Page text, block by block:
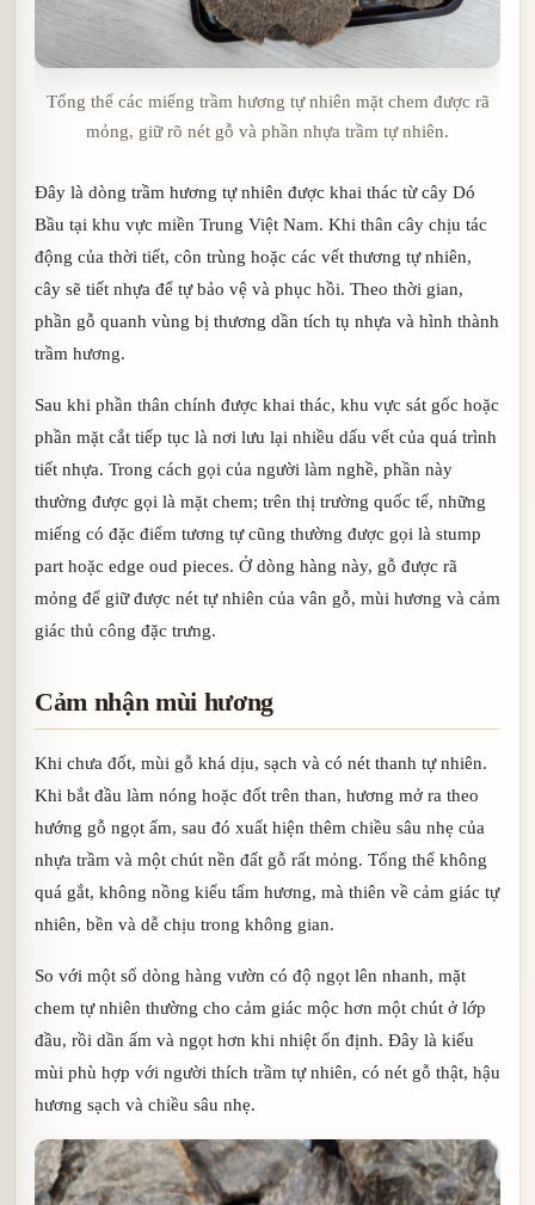
Tổng thể các miếng trầm hương tự nhiên mặt chem được rã
mỏng, giữ rõ nét gỗ và phần nhựa trầm tự nhiên.
Đây là dòng trầm hương tự nhiên được khai thác từ cây Dó
Bầu tại khu vực miền Trung Việt Nam. Khi thân cây chịu tác
động của thời tiết, côn trùng hoặc các vết thương tự nhiên,
cây sẽ tiết nhựa để tự bảo vệ và phục hồi. Theo thời gian,
phần gỗ quanh vùng bị thương dần tích tụ nhựa và hình thành
trầm hương.
Sau khi phần thân chính được khai thác, khu vực sát gốc hoặc
phần mặt cắt tiếp tục là nơi lưu lại nhiều dấu vết của quá trình
tiết nhựa. Trong cách gọi của người làm nghề, phần này
thường được gọi là mặt chem; trên thị trường quốc tế, những
miếng có đặc điểm tương tự cũng thường được gọi là stump
part hoặc edge oud pieces. Ở dòng hàng này, gỗ được rã
mỏng để giữ được nét tự nhiên của vân gỗ, mùi hương và cảm
giác thủ công đặc trưng.
Cảm nhận mùi hương
Khi chưa đốt, mùi gỗ khá dịu, sạch và có nét thanh tự nhiên.
Khi bắt đầu làm nóng hoặc đốt trên than, hương mở ra theo
hướng gỗ ngọt ấm, sau đó xuất hiện thêm chiều sâu nhẹ của
nhựa trầm và một chút nền đất gỗ rất mỏng. Tổng thể không
quá gắt, không nồng kiểu tẩm hương, mà thiên về cảm giác tự
nhiên, bền và dễ chịu trong không gian.
So với một số dòng hàng vườn có độ ngọt lên nhanh, mặt
chem tự nhiên thường cho cảm giác mộc hơn một chút ở lớp
đầu, rồi dần ấm và ngọt hơn khi nhiệt ổn định. Đây là kiểu
mùi phù hợp với người thích trầm tự nhiên, có nét gỗ thật, hậu
hương sạch và chiều sâu nhẹ.